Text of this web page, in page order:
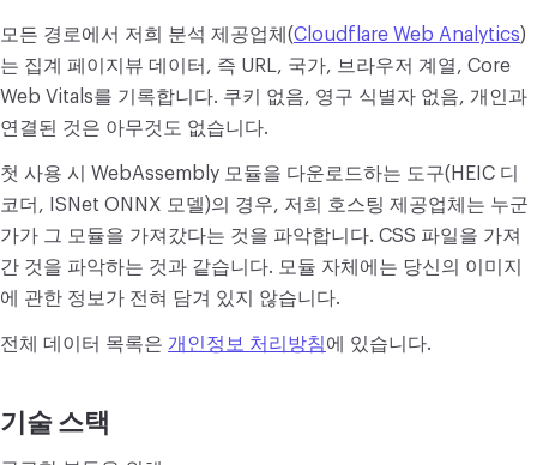
모든 경로에서 저희 분석 제공업체(Cloudflare Web Analytics)
는 집계 페이지뷰 데이터, 즉 URL, 국가, 브라우저 계열, Core
Web Vitals를 기록합니다. 쿠키 없음, 영구 식별자 없음, 개인과
연결된 것은 아무것도 없습니다.
첫 사용 시 WebAssembly 모듈을 다운로드하는 도구(HEIC 디
코더, ISNet ONNX 모델)의 경우, 저희 호스팅 제공업체는 누군
가가 그 모듈을 가져갔다는 것을 파악합니다. CSS 파일을 가져
간 것을 파악하는 것과 같습니다. 모듈 자체에는 당신의 이미지
에 관한 정보가 전혀 담겨 있지 않습니다.
전체 데이터 목록은 개인정보 처리방침에 있습니다.
기술 스택